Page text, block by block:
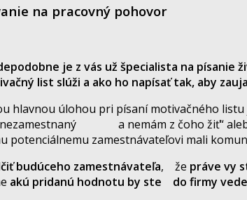
na pracovný pohovor
je z vás už špecialista na písanie
list slúži a ako ho napísať tak, aby
hlavnou úlohou pri písaní motivačného listu
nezamestnaný a nemám z čoho žiť“
potenciálnemu zamestnávateľovi mali
budúceho zamestnávateľa, že práve vy
akú pridanú hodnotu by ste do firmy